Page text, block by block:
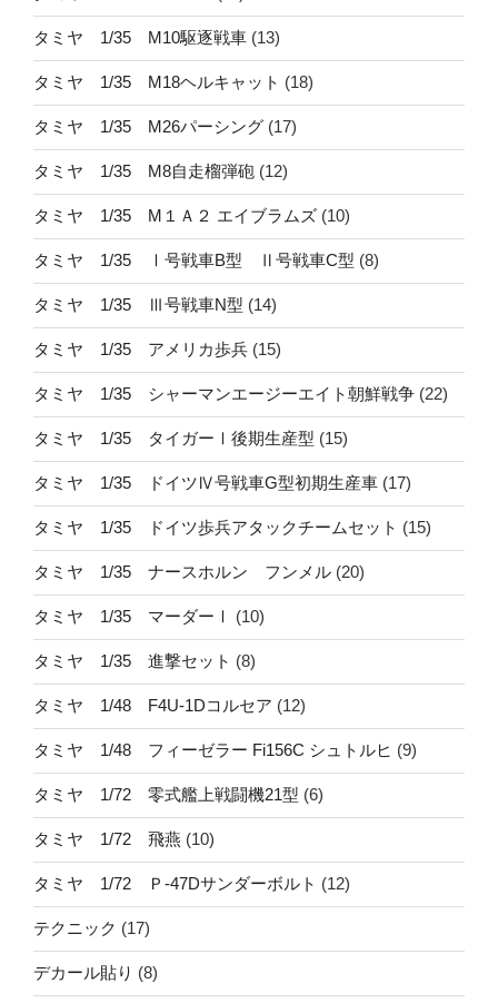
タミヤ 1/35 M10駆逐戦車 (13)
タミヤ 1/35 M18ヘルキャット (18)
タミヤ 1/35 M26パーシング (17)
タミヤ 1/35 M8自走榴弾砲 (12)
タミヤ 1/35 M１Ａ２ エイブラムズ (10)
タミヤ 1/35 Ⅰ号戦車B型 Ⅱ号戦車C型 (8)
タミヤ 1/35 Ⅲ号戦車N型 (14)
タミヤ 1/35 アメリカ歩兵 (15)
タミヤ 1/35 シャーマンエージーエイト朝鮮戦争 (22)
タミヤ 1/35 タイガーⅠ後期生産型 (15)
タミヤ 1/35 ドイツⅣ号戦車G型初期生産車 (17)
タミヤ 1/35 ドイツ歩兵アタックチームセット (15)
タミヤ 1/35 ナースホルン フンメル (20)
タミヤ 1/35 マーダーⅠ (10)
タミヤ 1/35 進撃セット (8)
タミヤ 1/48 F4U-1Dコルセア (12)
タミヤ 1/48 フィーゼラー Fi156C シュトルヒ (9)
タミヤ 1/72 零式艦上戦闘機21型 (6)
タミヤ 1/72 飛燕 (10)
タミヤ 1/72 Ｐ-47Dサンダーボルト (12)
テクニック (17)
デカール貼り (8)